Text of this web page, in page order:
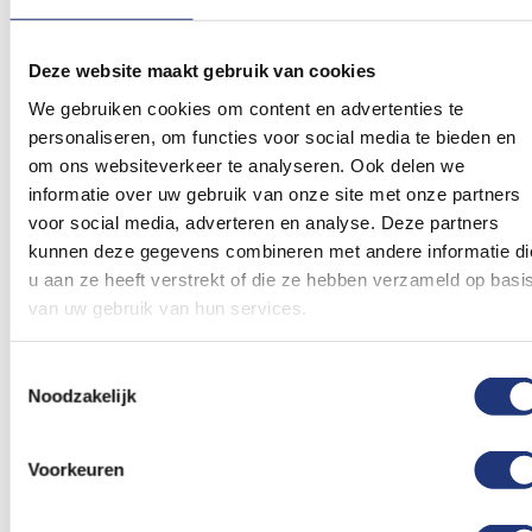
Deze website maakt gebruik van cookies
We gebruiken cookies om content en advertenties te
personaliseren, om functies voor social media te bieden en
om ons websiteverkeer te analyseren. Ook delen we
informatie over uw gebruik van onze site met onze partners
voor social media, adverteren en analyse. Deze partners
kunnen deze gegevens combineren met andere informatie
u aan ze heeft verstrekt of die ze hebben verzameld op
van uw gebruik van hun services.
Noodzakelijk
Voorkeuren
Je staat op het punt om een vlag van Zutphen te
Bedenk waar en hoe vaak je de Zutphense vlag
gaat gebruiken. Bij Vlaggenclub hebben we vaak
de standaard formaten op voorraad. Mochten we
jouw gewenste formaat toch niet op voorraad
hebben dan kunnen we binnen enkele dagen deze
alsnog leveren. Hieronder lees je hoe je een keuze
maakt tussen de aangeboden kwaliteiten en
formaten vlaggen.
Formaten vlaggen Zutphen
verschillende soorten en maten voor. De vlag van